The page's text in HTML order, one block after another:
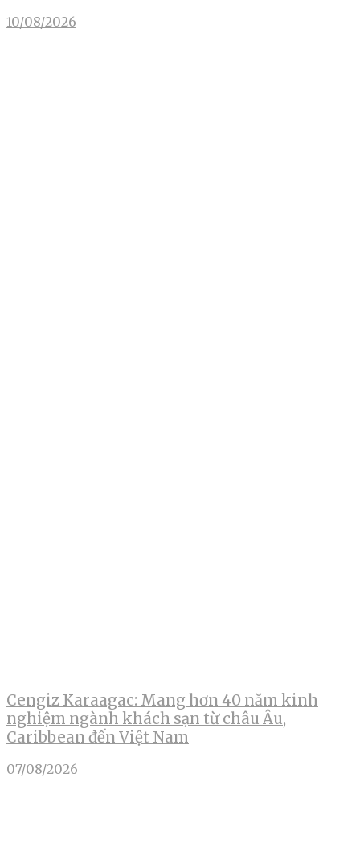
10/08/2026
Cengiz Karaagac: Mang hơn 40 năm kinh
nghiệm ngành khách sạn từ châu Âu,
Caribbean đến Việt Nam
07/08/2026